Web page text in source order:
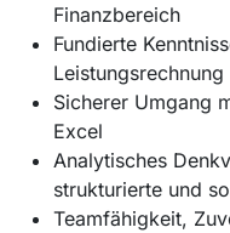
Finanzbereich
Fundierte
Sicherer Umgang
Excel
Analytisches
strukturierte und
Teamfähigkeit,